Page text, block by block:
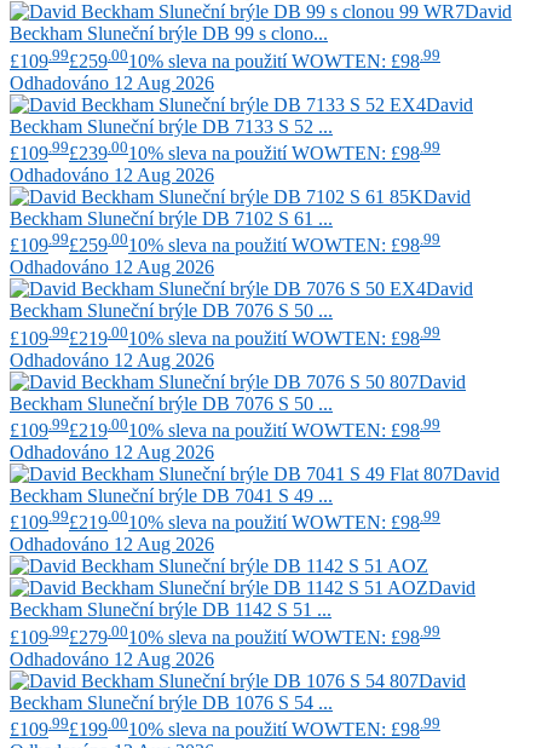
David
Beckham Sluneční brýle DB 99 s clono...
£109 .99£259 .0010% sleva na použití WOWTEN: £98 .99
Odhadováno 12 Aug 2026
David
Beckham Sluneční brýle DB 7133 S 52 ...
£109 .99£239 .0010% sleva na použití WOWTEN: £98 .99
Odhadováno 12 Aug 2026
David
Beckham Sluneční brýle DB 7102 S 61 ...
£109 .99£259 .0010% sleva na použití WOWTEN: £98 .99
Odhadováno 12 Aug 2026
David
Beckham Sluneční brýle DB 7076 S 50 ...
£109 .99£219 .0010% sleva na použití WOWTEN: £98 .99
Odhadováno 12 Aug 2026
David
Beckham Sluneční brýle DB 7076 S 50 ...
£109 .99£219 .0010% sleva na použití WOWTEN: £98 .99
Odhadováno 12 Aug 2026
David
Beckham Sluneční brýle DB 7041 S 49 ...
£109 .99£219 .0010% sleva na použití WOWTEN: £98 .99
Odhadováno 12 Aug 2026
David
Beckham Sluneční brýle DB 1142 S 51 ...
£109 .99£279 .0010% sleva na použití WOWTEN: £98 .99
Odhadováno 12 Aug 2026
David
Beckham Sluneční brýle DB 1076 S 54 ...
£109 .99£199 .0010% sleva na použití WOWTEN: £98 .99